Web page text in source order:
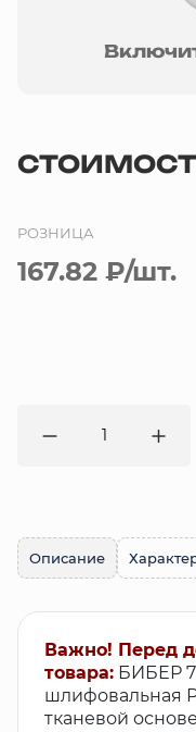
РОЗНИЦА
167.82 ₽/шт.
Описание
Важно! Перед
товара: БИБЕР
шлифовальная
тканевой